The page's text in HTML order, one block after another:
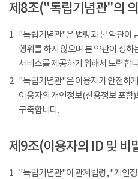
제8조("독립기념관"의
1 "독립기념관"은 법령과 본 약관이
행위를 하지 않으며 본 약관이 정
서비스를 제공하기 위해서 노력합
2 "독립기념관"은 이용자가 안전하
이용자의 개인정보(신용정보 포함
구축합니다.
제9조(이용자의 ID 및 비
1 "독립기념관"이 관계법령, "개인